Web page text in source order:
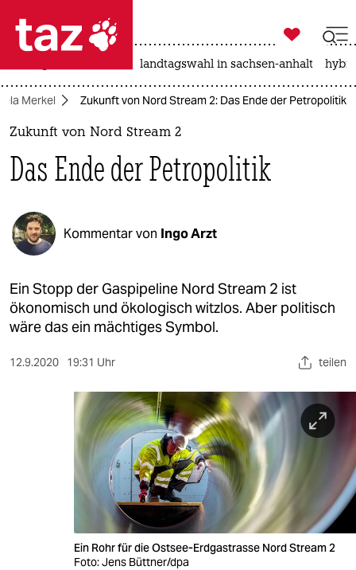
 taz zahl ich
taz zahl ich
politik
öko
gesellschaft
kultur
sport
berlin
veranstaltungen

taz zahl ich
landtagswahl in sachsen-anhalt
Merkel Zukunft von Nord Stream 2: Das Ende der Petropolitik
Zukunft von Nord Stream 2
Das Ende der Petropolitik
Kommentar von Ingo Arzt
Ein Stopp der Gaspipeline Nord Stream 2 ist
ökonomisch und ökologisch witzlos. Aber politisch
wäre das ein mächtiges Symbol.
12.9.2020 19:31 Uhr teilen
Ein Rohr für die Ostsee-Erdgastrasse Nord Stream 2
Foto: Jens Büttner/dpa